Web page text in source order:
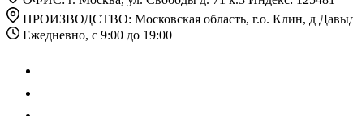
ПРОИЗВОДСТВО: Московская область, г.о. Клин, д
Ежедневно, с 9:00 до 19:00